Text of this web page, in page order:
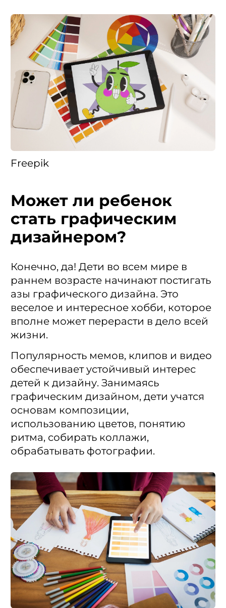
Freepik
Может ли ребенок
стать графическим
дизайнером?
Конечно, да! Дети во всем мире в
раннем возрасте начинают постигать
азы графического дизайна. Это
веселое и интересное хобби, которое
вполне может перерасти в дело всей
жизни.
Популярность мемов, клипов и видео
обеспечивает устойчивый интерес
детей к дизайну. Занимаясь
графическим дизайном, дети учатся
основам композиции,
использованию цветов, понятию
ритма, собирать коллажи,
обрабатывать фотографии.